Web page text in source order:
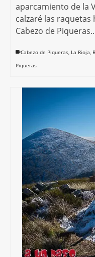
aparcamiento de la
calzaré las
Cabezo de
Cabezo de Piqueras, La Rioja,
Piqueras